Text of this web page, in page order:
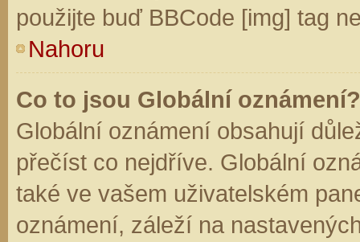
použijte buď BBCode [img] tag
Nahoru
Co to jsou Globální oznámení?
Globální oznámení obsahují
přečíst co nejdříve. Globální
také ve vašem uživatelském
oznámení, záleží na